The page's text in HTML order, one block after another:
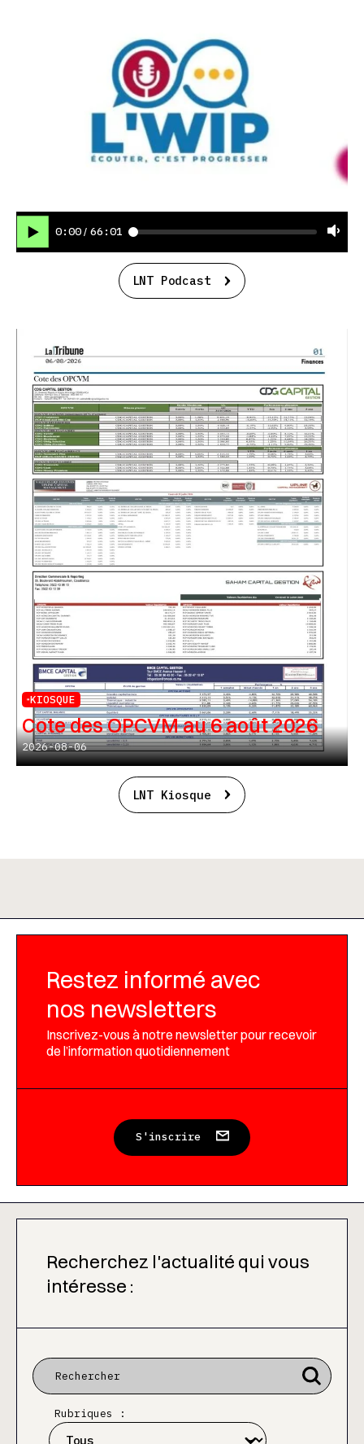
0:00 / 66:01
LNT Podcast
KIOSQUE
Cote des OPCVM au 6 août 2026
2026-08-06
LNT Kiosque
Restez informé avec
nos newsletters
Inscrivez-vous à notre newsletter pour recevoir
de l’information quotidiennement
S'inscrire
Recherchez l'actualité qui vous
intéresse :
Rubriques :